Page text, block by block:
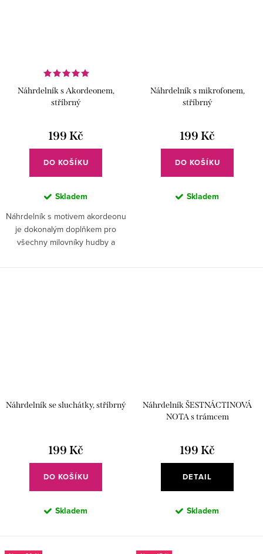
Náhrdelník s Akordeonem,
stříbrný
199 Kč
DO KOŠÍKU
Skladem
Náhrdelník s motivem akordeonu
je dokonalým doplňkem pro
všechny milovníky hudby a
Náhrdelník s mikrofonem,
stříbrný
199 Kč
DO KOŠÍKU
Skladem
Náhrdelník se sluchátky, stříbrný
199 Kč
DO KOŠÍKU
Skladem
Náhrdelník ŠESTNÁCTINOVÁ
NOTA s trámcem
199 Kč
DETAIL
Skladem